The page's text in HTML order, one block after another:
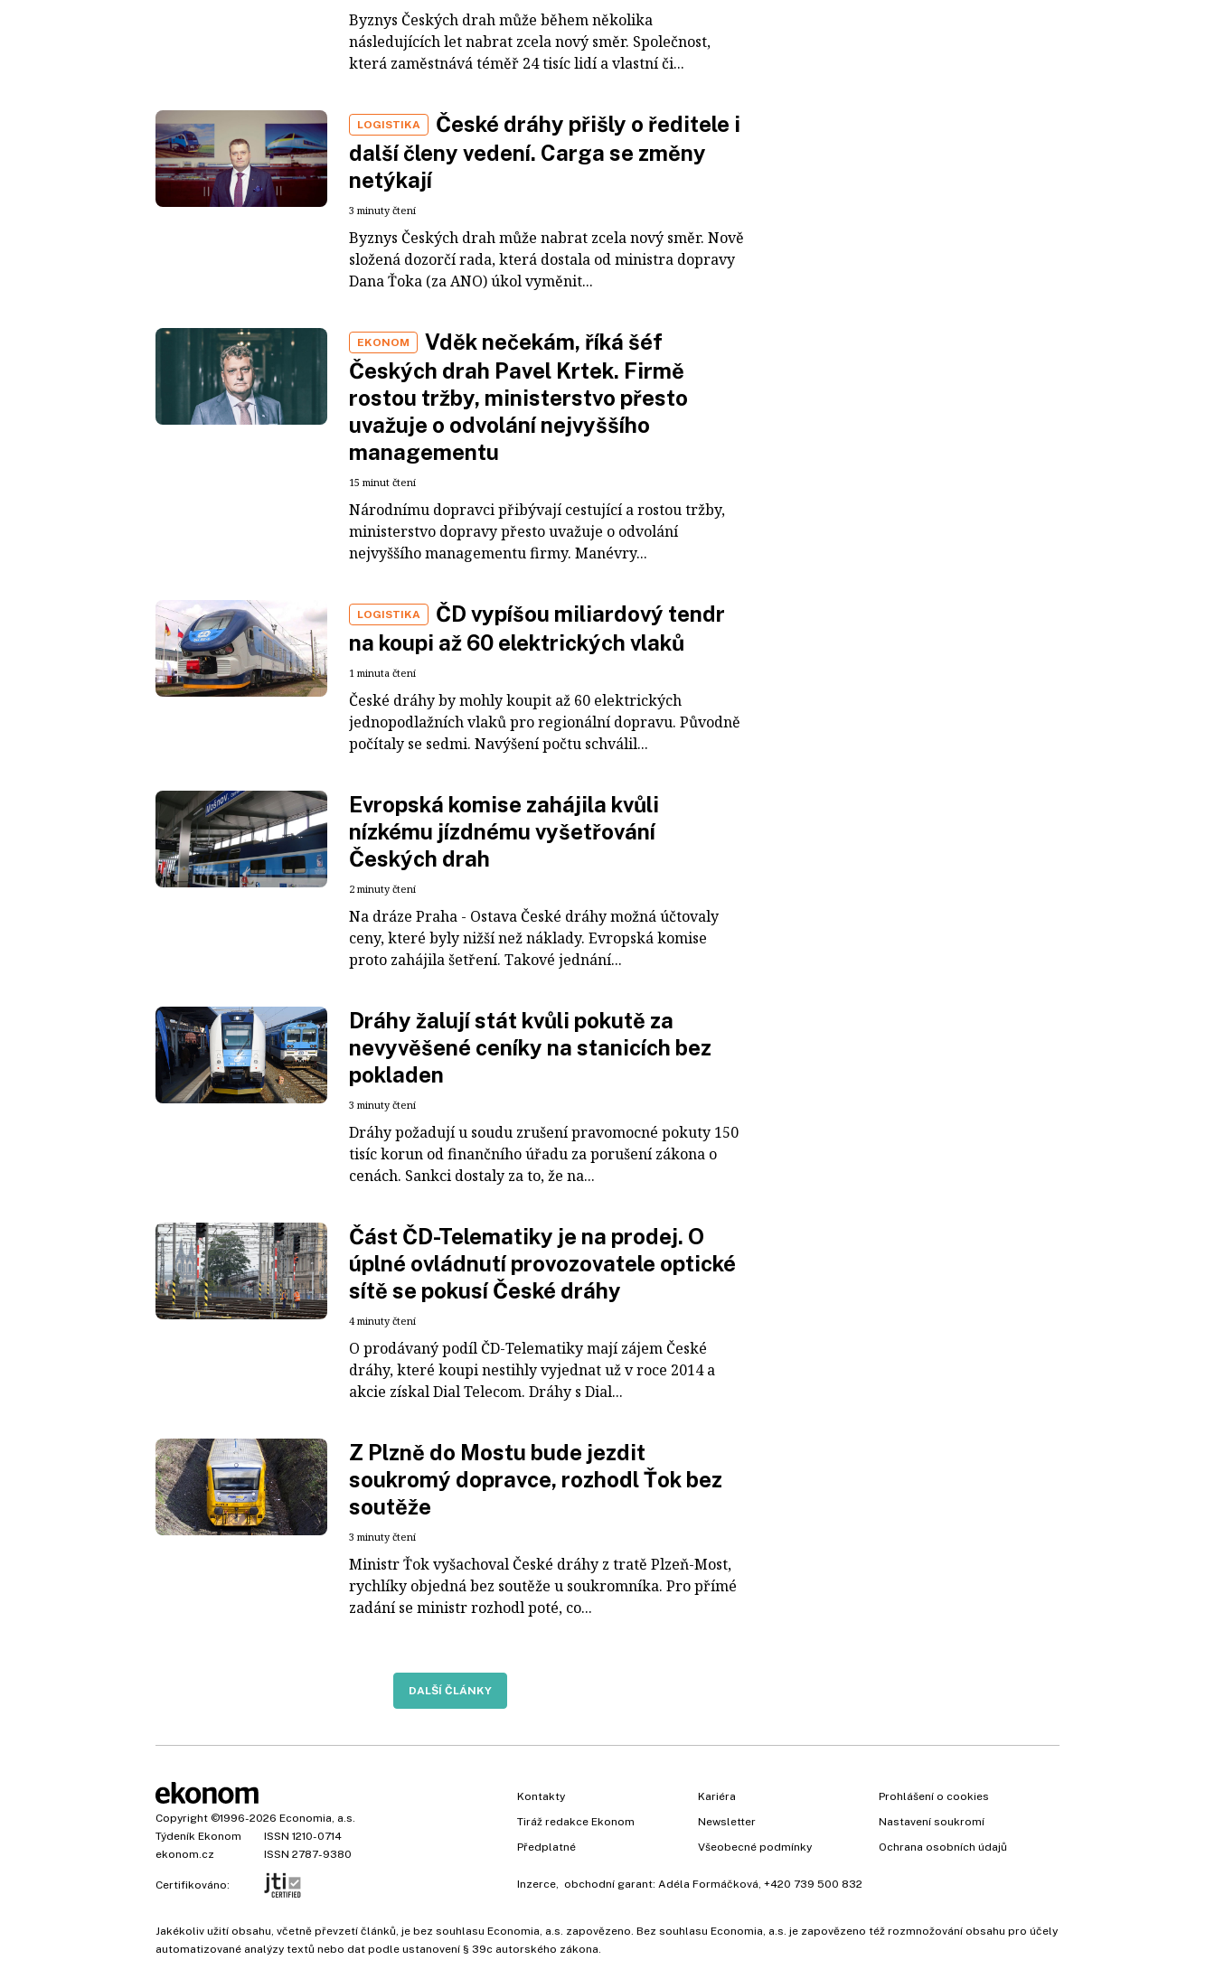
Byznys Českých drah může během několika
následujících let nabrat zcela nový směr. Společnost,
která zaměstnává téměř 24 tisíc lidí a vlastní či...
LOGISTIKA
České dráhy přišly o ředitele i
další členy vedení. Carga se změny
netýkají
3 minuty čtení
Byznys Českých drah může nabrat zcela nový směr. Nově
složená dozorčí rada, která dostala od ministra dopravy
Dana Ťoka (za ANO) úkol vyměnit...
EKONOM
Vděk nečekám, říká šéf
Českých drah Pavel Krtek. Firmě
rostou tržby, ministerstvo přesto
uvažuje o odvolání nejvyššího
managementu
15 minut čtení
Národnímu dopravci přibývají cestující a rostou tržby,
ministerstvo dopravy přesto uvažuje o odvolání
nejvyššího managementu firmy. Manévry...
LOGISTIKA
ČD vypíšou miliardový tendr
na koupi až 60 elektrických vlaků
1 minuta čtení
České dráhy by mohly koupit až 60 elektrických
jednopodlažních vlaků pro regionální dopravu. Původně
počítaly se sedmi. Navýšení počtu schválil...
Evropská komise zahájila kvůli
nízkému jízdnému vyšetřování
Českých drah
2 minuty čtení
Na dráze Praha - Ostava České dráhy možná účtovaly
ceny, které byly nižší než náklady. Evropská komise
proto zahájila šetření. Takové jednání...
Dráhy žalují stát kvůli pokutě za
nevyvěšené ceníky na stanicích bez
pokladen
3 minuty čtení
Dráhy požadují u soudu zrušení pravomocné pokuty 150
tisíc korun od finančního úřadu za porušení zákona o
cenách. Sankci dostaly za to, že na...
Část ČD-Telematiky je na prodej. O
úplné ovládnutí provozovatele optické
sítě se pokusí České dráhy
4 minuty čtení
O prodávaný podíl ČD-Telematiky mají zájem České
dráhy, které koupi nestihly vyjednat už v roce 2014 a
akcie získal Dial Telecom. Dráhy s Dial...
Z Plzně do Mostu bude jezdit
soukromý dopravce, rozhodl Ťok bez
soutěže
3 minuty čtení
Ministr Ťok vyšachoval České dráhy z tratě Plzeň-Most,
rychlíky objedná bez soutěže u soukromníka. Pro přímé
zadání se ministr rozhodl poté, co...
DALŠÍ ČLÁNKY
Copyright ©1996-2026 Economia, a.s.
Týdeník Ekonom
ISSN 1210-0714
ekonom.cz
ISSN 2787-9380
Certifikováno:
Kontakty
Tiráž redakce Ekonom
Předplatné
Kariéra
Newsletter
Všeobecné podmínky
Prohlášení o cookies
Nastavení soukromí
Ochrana osobních údajů
Inzerce , obchodní garant: Adéla Formáčková +420 739 500 832
Jakékoliv užití obsahu, včetně převzetí článků, je bez souhlasu Economia, a.s. zapovězeno. Bez souhlasu Economia, a.s. je zapovězeno též rozmnožování obsahu pro účely
automatizované analýzy textů nebo dat podle ustanovení § 39c autorského zákona.